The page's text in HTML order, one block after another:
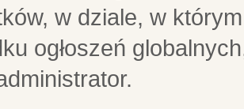
w dziale, w
ogłoszeń